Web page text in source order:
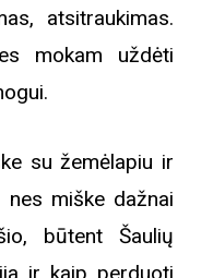
atsitraukimas.
mokam uždėti
su žemėlapiu ir
nes miške dažnai
būtent Šaulių
ir kaip perduoti